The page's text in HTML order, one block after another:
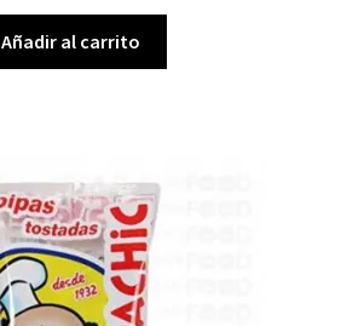
Añadir al carrito